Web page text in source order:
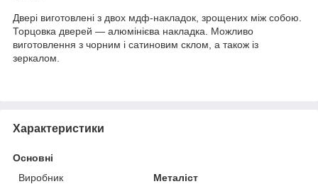
Двері виготовлені з двох мдф-накладок, зрощених між собою.
Торцовка дверей — алюмінієва накладка. Можливо
виготовлення з чорним і сатиновим склом, а також із
зеркалом.
Характеристики
Основні
Виробник
Металіст